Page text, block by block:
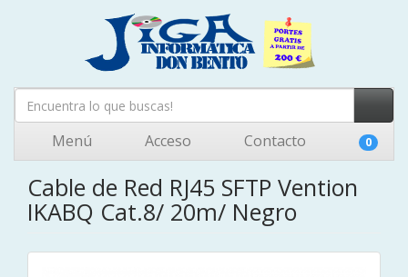
Menú Acceso Contacto 0
Cable de Red RJ45 SFTP Vention
IKABQ Cat.8/ 20m/ Negro